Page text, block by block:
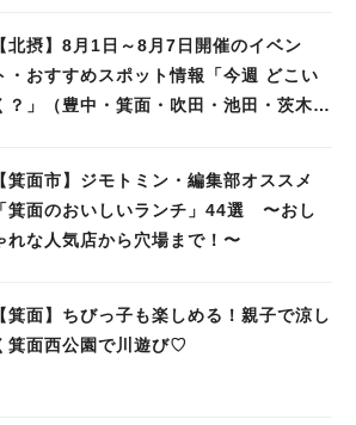
【北摂】8月1日～8月7日開催のイベン
・おすすめスポット情報「今週 どこい
？」（豊中・箕面・吹田・池田・茨木・
【箕面市】ジモトミン・編集部オススメ
「箕面のおいしいランチ」44選 〜おし
れな人気店から穴場まで！〜
【箕面】ちびっ子も楽しめる！親子で涼し
箕面西公園で川遊び♡